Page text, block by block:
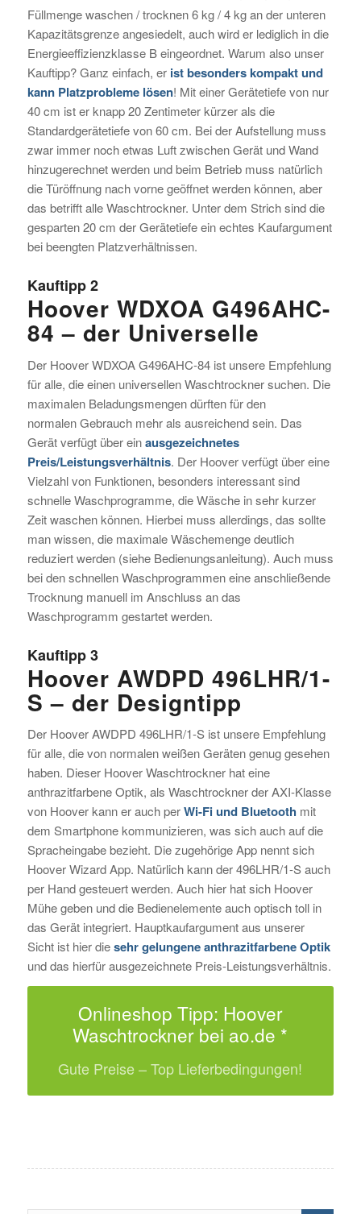
Füllmenge waschen / trocknen 6 kg / 4 kg an der unteren
Kapazitätsgrenze angesiedelt, auch wird er lediglich in die
Energieeffizienzklasse B eingeordnet. Warum also unser
Kauftipp? Ganz einfach, er ist besonders kompakt und
kann Platzprobleme lösen! Mit einer Gerätetiefe von nur
40 cm ist er knapp 20 Zentimeter kürzer als die
Standardgerätetiefe von 60 cm. Bei der Aufstellung muss
zwar immer noch etwas Luft zwischen Gerät und Wand
hinzugerechnet werden und beim Betrieb muss natürlich
die Türöffnung nach vorne geöffnet werden können, aber
das betrifft alle Waschtrockner. Unter dem Strich sind die
gesparten 20 cm der Gerätetiefe ein echtes Kaufargument
bei beengten Platzverhältnissen.
Kauftipp 2
Hoover WDXOA G496AHC-
84 – der Universelle
Der Hoover WDXOA G496AHC-84 ist unsere Empfehlung
für alle, die einen universellen Waschtrockner suchen. Die
maximalen Beladungsmengen dürften für den
normalen Gebrauch mehr als ausreichend sein. Das
Gerät verfügt über einausgezeichnetes
Preis/Leistungsverhältnis. Der Hoover verfügt über eine
Vielzahl von Funktionen, besonders interessant sind
schnelle Waschprogramme, die Wäsche in sehr kurzer
Zeit waschen können. Hierbei muss allerdings, das sollte
man wissen, die maximale Wäschemenge deutlich
reduziert werden (siehe Bedienungsanleitung). Auch muss
bei den schnellen Waschprogrammen eine anschließende
Trocknung manuell im Anschluss an das
Waschprogramm gestartet werden.
Kauftipp 3
Hoover AWDPD 496LHR/1-
S – der Designtipp
Der Hoover AWDPD 496LHR/1-S ist unsere Empfehlung
für alle, die von normalen weißen Geräten genug gesehen
haben. Dieser Hoover Waschtrockner hat eine
anthrazitfarbene Optik, als Waschtrockner der AXI-Klasse
von Hoover kann er auch perWi-Fi und Bluetooth mit
dem Smartphone kommunizieren, was sich auch auf die
Spracheingabe bezieht. Die zugehörige App nennt sich
Hoover Wizard App. Natürlich kann der 496LHR/1-S auch
per Hand gesteuert werden. Auch hier hat sich Hoover
Mühe geben und die Bedienelemente auch optisch toll in
das Gerät integriert. Hauptkaufargument aus unserer
Sicht ist hier diesehr gelungene anthrazitfarbene Optik
und das hierfür ausgezeichnete Preis-Leistungsverhältnis.
Onlineshop Tipp: Hoover
Waschtrockner bei ao.de *
Gute Preise – Top Lieferbedingungen!